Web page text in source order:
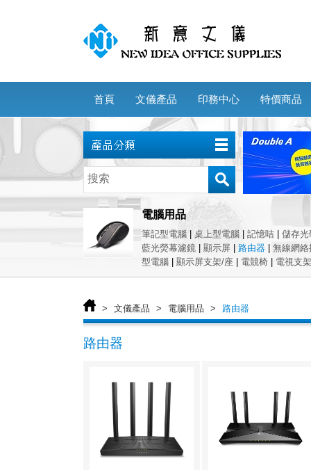
首頁 文儀產品 印務中心 特價商品
電腦用品
筆記型電腦 桌上型電腦 記憶咭
儲存光
藍光熒幕濾鏡
顯示屏 路由器
無線網絡
型電腦
顯示屏支架/座 電競椅 電視支架
> 文儀產品 > 電腦用品 > 路由器
路由器